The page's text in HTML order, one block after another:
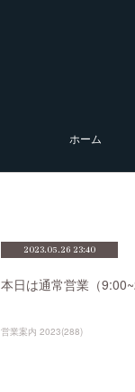
ホーム
2023.05.26 23:40
本日は通常営業（
営業案内 2023(288)